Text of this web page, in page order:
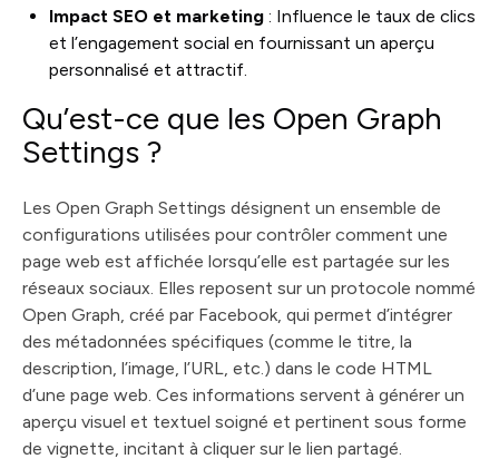
Impact SEO et marketing : Influence le taux de clics
et l’engagement social en fournissant un aperçu
personnalisé et attractif.
Qu’est-ce que les Open Graph
Settings ?
Les Open Graph Settings désignent un ensemble de
configurations utilisées pour contrôler comment une
page web est affichée lorsqu’elle est partagée sur les
réseaux sociaux. Elles reposent sur un protocole nommé
Open Graph, créé par Facebook, qui permet d’intégrer
des métadonnées spécifiques (comme le titre, la
description, l’image, l’URL, etc.) dans le code HTML
d’une page web. Ces informations servent à générer un
aperçu visuel et textuel soigné et pertinent sous forme
de vignette, incitant à cliquer sur le lien partagé.